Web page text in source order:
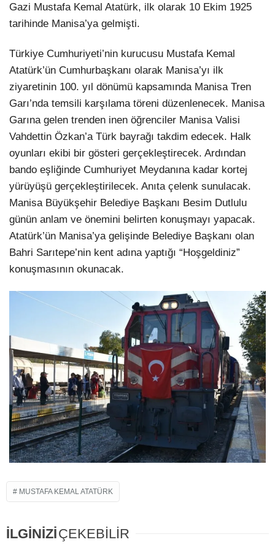
Telegram
Gazi Mustafa Kemal Atatürk, ilk olarak 10 Ekim 1925
tarihinde Manisa’ya gelmişti.
Türkiye Cumhuriyeti’nin kurucusu Mustafa Kemal
Atatürk’ün Cumhurbaşkanı olarak Manisa’yı ilk
ziyaretinin 100. yıl dönümü kapsamında Manisa Tren
Garı’nda temsili karşılama töreni düzenlenecek. Manisa
Garına gelen trenden inen öğrenciler Manisa Valisi
Vahdettin Özkan’a Türk bayrağı takdim edecek. Halk
oyunları ekibi bir gösteri gerçekleştirecek. Ardından
bando eşliğinde Cumhuriyet Meydanına kadar kortej
yürüyüşü gerçekleştirilecek. Anıta çelenk sunulacak.
Manisa Büyükşehir Belediye Başkanı Besim Dutlulu
günün anlam ve önemini belirten konuşmayı yapacak.
Atatürk’ün Manisa’ya gelişinde Belediye Başkanı olan
Bahri Sarıtepe’nin kent adına yaptığı “Hoşgeldiniz”
konuşmasının okunacak.
MUSTAFA KEMAL ATATÜRK
İLGİNİZİÇEKEBİLİR